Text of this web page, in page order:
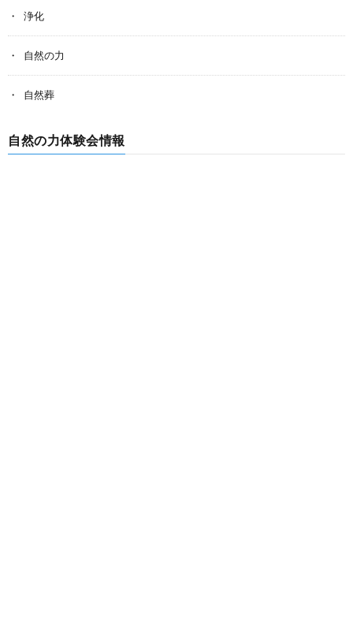
浄化
自然の力
自然葬
自然の力体験会情報